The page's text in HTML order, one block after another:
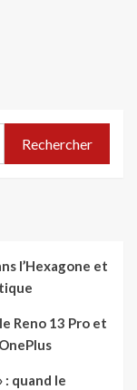
Rechercher
l’Hexagone et
Reno 13 Pro et
: quand le